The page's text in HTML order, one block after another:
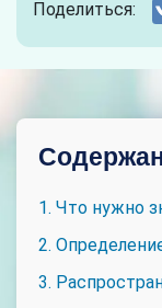
Поделиться:
1. Что нужно
2.
3.